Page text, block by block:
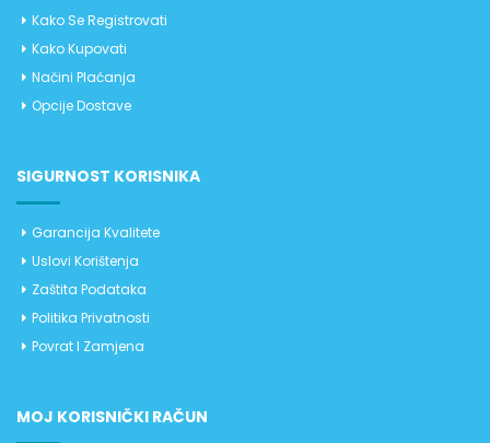
Kako Se Registrovati
Kako Kupovati
Načini Plaćanja
Opcije Dostave
SIGURNOST KORISNIKA
Garancija Kvalitete
Uslovi Korištenja
Zaštita Podataka
Politika Privatnosti
Povrat I Zamjena
MOJ KORISNIČKI RAČUN